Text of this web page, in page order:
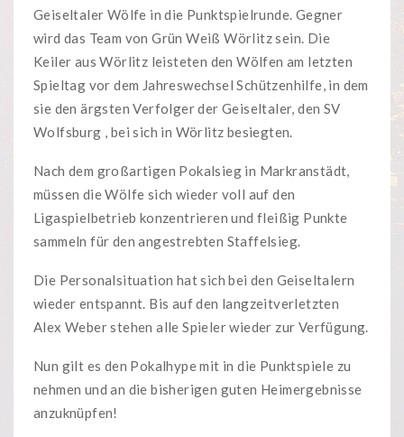
Geiseltaler Wölfe in die Punktspielrunde. Gegner
wird das Team von Grün Weiß Wörlitz sein. Die
Keiler aus Wörlitz leisteten den Wölfen am letzten
Spieltag vor dem Jahreswechsel Schützenhilfe, in dem
sie den ärgsten Verfolger der Geiseltaler, den SV
Wolfsburg , bei sich in Wörlitz besiegten.
Nach dem großartigen Pokalsieg in Markranstädt,
müssen die Wölfe sich wieder voll auf den
Ligaspielbetrieb konzentrieren und fleißig Punkte
sammeln für den angestrebten Staffelsieg.
Die Personalsituation hat sich bei den Geiseltalern
wieder entspannt. Bis auf den langzeitverletzten
Alex Weber stehen alle Spieler wieder zur Verfügung.
Nun gilt es den Pokalhype mit in die Punktspiele zu
nehmen und an die bisherigen guten Heimergebnisse
anzuknüpfen!